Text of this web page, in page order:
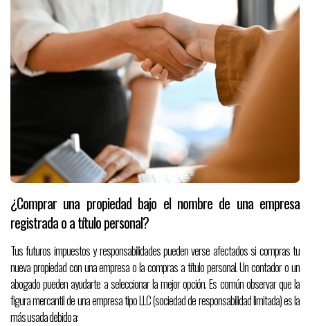
¿Comprar una propiedad bajo el nombre de una empresa
registrada o a título personal?
Tus futuros impuestos y responsabilidades pueden verse afectados si compras tu
nueva propiedad con una empresa o la compras a título personal. Un contador o un
abogado pueden ayudarte a seleccionar la mejor opción. Es común observar que la
figura mercantil de una empresa tipo LLC (sociedad de responsabilidad limitada) es la
más usada debido a: